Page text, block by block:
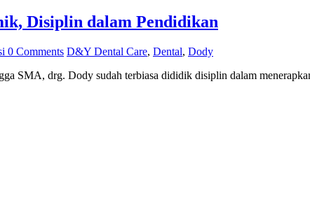
Disiplin dalam Pendidikan
0 Comments D&Y Dental Care, Dental, Dody
SMA, drg. Dody sudah terbiasa dididik disiplin dalam